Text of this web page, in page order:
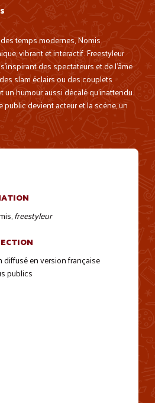
temps modernes, Nomis
vibrant et interactif. Freestyleur
des spectateurs et de l’âme
slam éclairs ou des couplets
humour aussi décalé qu’inattendu.
devient acteur et la scène, un
freestyleur
diffusé en version française
publics